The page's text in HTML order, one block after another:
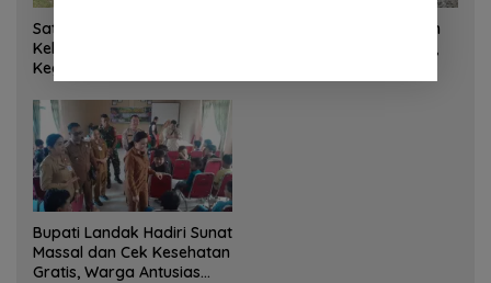
Satgas Yonif 645 GTY Pos
Kelila Laksanakan
Kegiatan Teritorial
Anjangsana Ketempat
Tokoh Adat dan Lurah
Satgas Bakti TNI Bangun
Jembatan Beton di Nias,
bagi Warga
Bupati Landak Hadiri Sunat
Massal dan Cek Kesehatan
Gratis, Warga Antusias